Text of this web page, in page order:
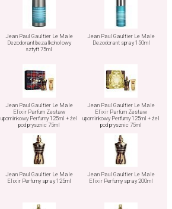
Jean Paul Gaultier Le Male
Dezodorant bezalkoholowy
sztyft 75ml
Jean Paul Gaultier Le Male
Dezodorant spray 150ml
Jean Paul Gaultier Le Male
Elixir Parfum Zestaw
upominkowy Perfumy 125ml + żel
pod prysznic 75ml
Jean Paul Gaultier Le Male
Elixir Parfum Zestaw
upominkowy Perfumy 125ml + żel
pod prysznic 75ml
Jean Paul Gaultier Le Male
Elixir Perfumy spray 125ml
Jean Paul Gaultier Le Male
Elixir Perfumy spray 200ml